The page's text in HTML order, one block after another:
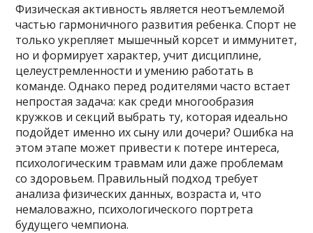
Физическая активность является неотъемлемой
частью гармоничного развития ребенка. Спорт не
только укрепляет мышечный корсет и иммунитет,
но и формирует характер, учит дисциплине,
целеустремленности и умению работать в
команде. Однако перед родителями часто встает
непростая задача: как среди многообразия
кружков и секций выбрать ту, которая идеально
подойдет именно их сыну или дочери? Ошибка на
этом этапе может привести к потере интереса,
психологическим травмам или даже проблемам
со здоровьем. Правильный подход требует
анализа физических данных, возраста и, что
немаловажно, психологического портрета
будущего чемпиона.